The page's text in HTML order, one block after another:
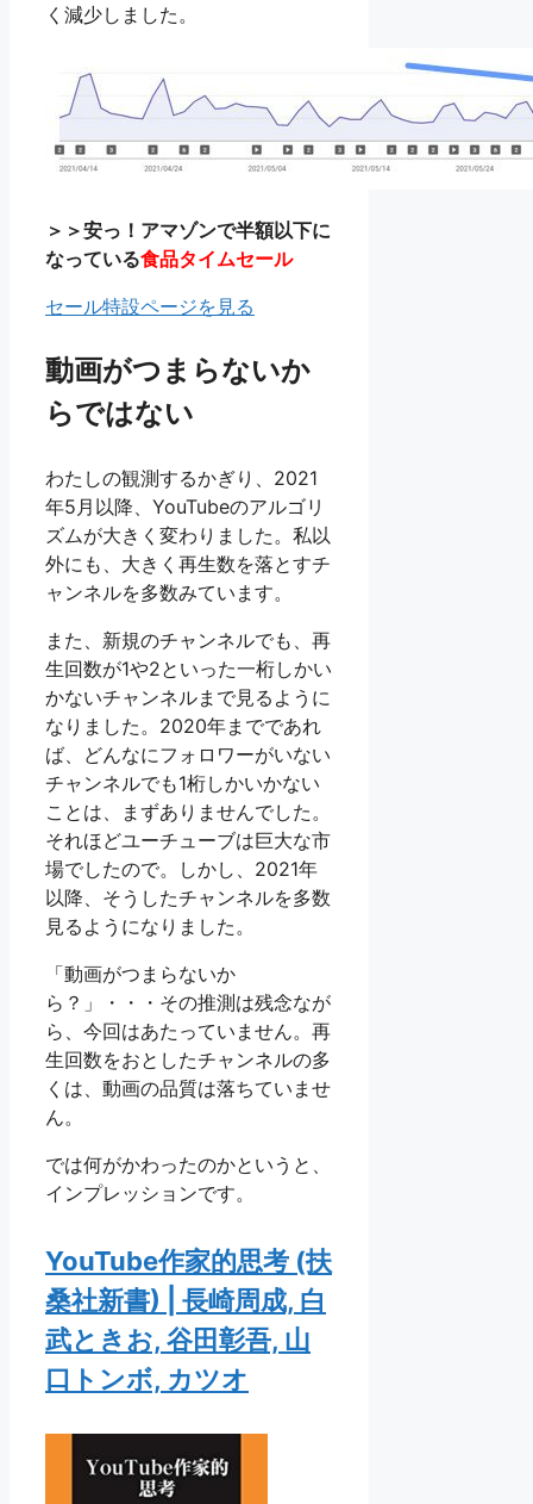
く減少しました。
＞＞安っ！アマゾンで半額以下に
なっている食品タイムセール
セール特設ページを見る
動画がつまらないか
らではない
わたしの観測するかぎり、2021
年5月以降、YouTubeのアルゴリ
ズムが大きく変わりました。私以
外にも、大きく再生数を落とすチ
ャンネルを多数みています。
また、新規のチャンネルでも、再
生回数が1や2といった一桁しかい
かないチャンネルまで見るように
なりました。2020年までであれ
ば、どんなにフォロワーがいない
チャンネルでも1桁しかいかない
ことは、まずありませんでした。
それほどユーチューブは巨大な市
場でしたので。しかし、2021年
以降、そうしたチャンネルを多数
見るようになりました。
「動画がつまらないか
ら？」・・・その推測は残念なが
ら、今回はあたっていません。再
生回数をおとしたチャンネルの多
くは、動画の品質は落ちていませ
ん。
では何がかわったのかというと、
インプレッションです。
YouTube作家的思考 (扶
桑社新書) | 長崎周成, 白
武ときお, 谷田彰吾, 山
口トンボ, カツオ